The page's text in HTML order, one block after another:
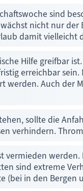
sind
nicht nur
damit vielleicht
Hilfe greifbar
erreichbar
werden. Auch der
sollte die
verhindern.
sind extreme
(bei in den